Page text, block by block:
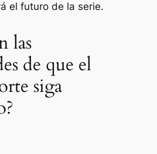
el futuro de la serie.
las
de que el
siga